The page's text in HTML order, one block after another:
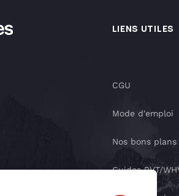
LIENS UTILES
CGU
Mode d'emploi
Nos bons plans
Guides PVT/